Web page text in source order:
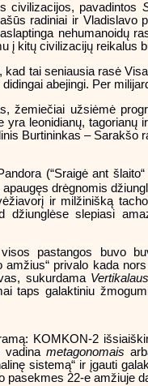
civilizacijos, pavadintos
radiniai ir
nehumanoidų
į kitų civilizacijų reikalus
tai seniausia rasė
abejingi. Per
žemiečiai užsiėmė
leonidianų,
Burtininkas – Sarakšo
(“Sraigė ant
drėgnomis
ir milžinišką
slepiasi
pastangos buvo
privalo kada
sukurdama
taps galaktiniu
KOMKON-2
vadinametagonomais
sistemą“ ir įgauti
22-e amžiuje